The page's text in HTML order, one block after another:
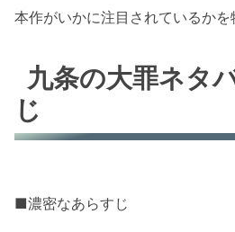
本作がいかに注目されているかを
九条の大罪ネタ
じ
■濃密なあらすじ